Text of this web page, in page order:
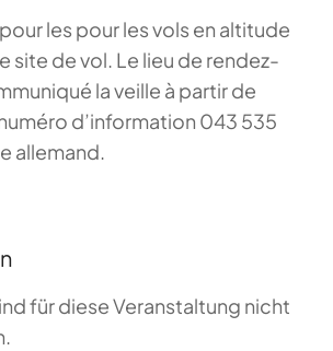
les pour les vols en altitude
site de vol. Le lieu de rendez-
la veille à partir de
d’information 043 535
allemand.
für diese Veranstaltung nicht